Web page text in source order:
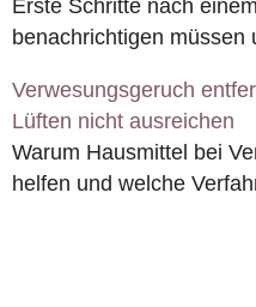
Erste Schritte nach
benachrichtigen müssen
Verwesungsgeruch
Lüften nicht ausreichen
Warum Hausmittel bei
helfen und welche